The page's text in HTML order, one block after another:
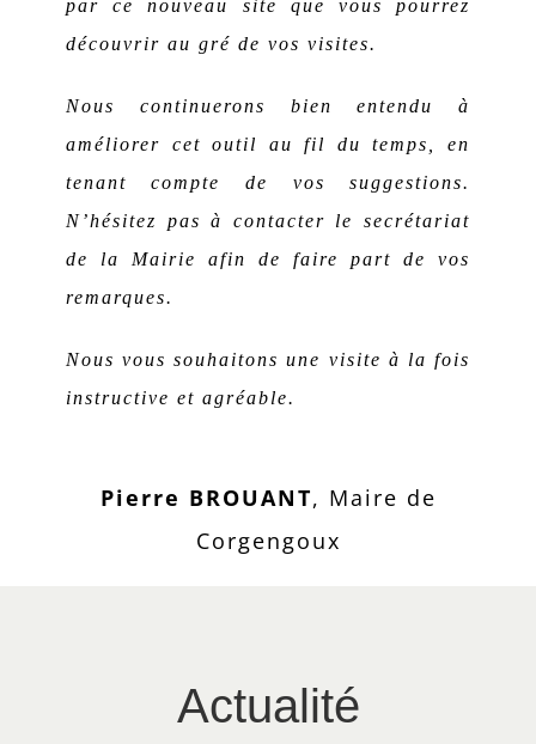
par ce nouveau site que vous pourrez
découvrir au gré de vos visites.
Nous continuerons bien entendu à
améliorer cet outil au fil du temps, en
tenant compte de vos suggestions.
N’hésitez pas à contacter le secrétariat
de la Mairie afin de faire part de vos
remarques.
Nous vous souhaitons une visite à la fois
instructive et agréable.
Pierre BROUANT, Maire de
Corgengoux
Actualité